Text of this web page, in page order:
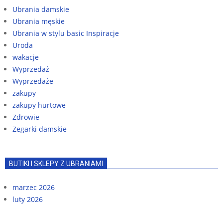
Ubrania damskie
Ubrania męskie
Ubrania w stylu basic Inspiracje
Uroda
wakacje
Wyprzedaż
Wyprzedaże
zakupy
zakupy hurtowe
Zdrowie
Zegarki damskie
BUTIKI I SKLEPY Z UBRANIAMI
marzec 2026
luty 2026